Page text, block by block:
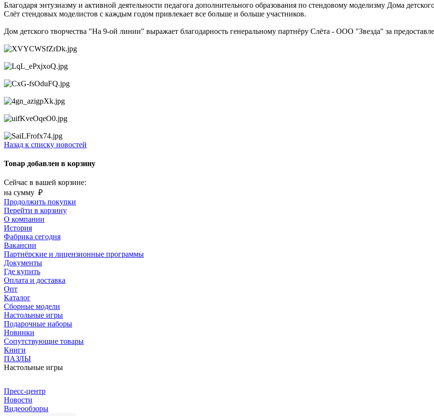
Благодаря энтузиазму и активной деятельности педагога дополнительного образования по стендовому моделизму Дома
Слёт стендовых моделистов с каждым годом привлекает все больше и больше участников.
Дом детского творчества "На 9-ой линии" выражает благодарность генеральному партнёру Слёта - ООО "Звезда" за
Назад к списку новостей
Товар добавлен в корзину
Сейчас в вашей корзине:
на сумму ₽
Продолжить покупки
Перейти в корзину
О компании
История
Фабрика сегодня
Вакансии
Партнёрские и лицензионные программы
Документы
Где купить
Оплата и доставка
Опт
Каталог
Сборные модели
Настольные игры
Подарочные наборы
Новинки
Сопутствующие товары
Книги
ПАЗЛЫ
Настольные игры
Пресс-центр
Новости
Видеообзоры